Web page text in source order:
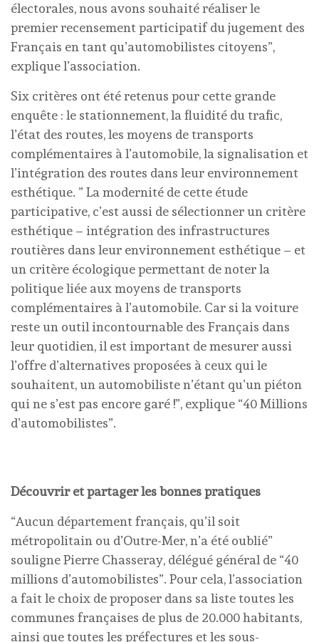
électorales, nous avons souhaité réaliser le
premier recensement participatif du jugement des
Français en tant qu’automobilistes citoyens”,
explique l’association.
Six critères ont été retenus pour cette grande
enquête : le stationnement, la fluidité du trafic,
l’état des routes, les moyens de transports
complémentaires à l’automobile, la signalisation et
l’intégration des routes dans leur environnement
esthétique. ” La modernité de cette étude
participative, c’est aussi de sélectionner un critère
esthétique – intégration des infrastructures
routières dans leur environnement esthétique – et
un critère écologique permettant de noter la
politique liée aux moyens de transports
complémentaires à l’automobile. Car si la voiture
reste un outil incontournable des Français dans
leur quotidien, il est important de mesurer aussi
l’offre d’alternatives proposées à ceux qui le
souhaitent, un automobiliste n’étant qu’un piéton
qui ne s’est pas encore garé !”, explique “40 Millions
d’automobilistes”.
Découvrir et partager les bonnes pratiques
“Aucun département français, qu’il soit
métropolitain ou d’Outre-Mer, n’a été oublié”
souligne Pierre Chasseray, délégué général de “40
millions d’automobilistes”. Pour cela, l’association
a fait le choix de proposer dans sa liste toutes les
communes françaises de plus de 20.000 habitants,
ainsi que toutes les préfectures et les sous-